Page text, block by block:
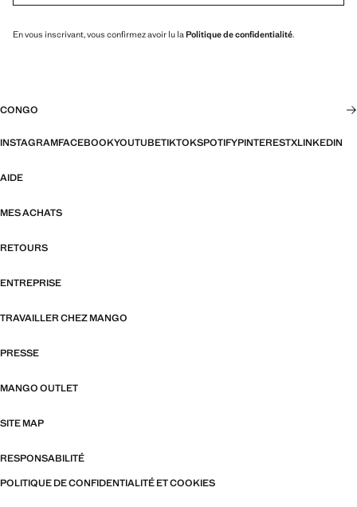
En vous inscrivant, vous confirmez avoir lu la Politique de confidentialité.
CONGO
INSTAGRAMFACEBOOKYOUTUBETIKTOKSPOTIFYPINTERESTXLINKEDIN
AIDE
MES ACHATS
RETOURS
ENTREPRISE
TRAVAILLER CHEZ MANGO
PRESSE
MANGO OUTLET
SITE MAP
RESPONSABILITÉ
POLITIQUE DE CONFIDENTIALITÉ ET COOKIES